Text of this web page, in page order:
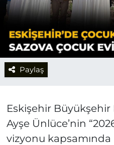
Paylaş
Eskişehir Büyükşehir
Ayşe Ünlüce’nin
vizyonu kapsamında